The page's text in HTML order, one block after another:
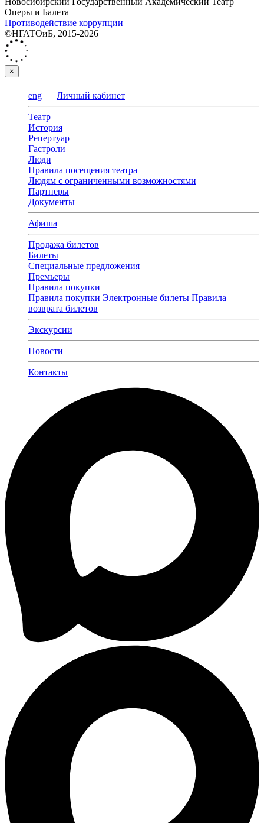
Оперы и Балета
Противодействие коррупции
©НГАТОиБ, 2015-2026
×
eng Личный кабинет
Театр
История
Репертуар
Гастроли
Люди
Правила посещения театра
Людям с ограниченными возможностями
Партнеры
Документы
Афиша
Продажа билетов
Билеты
Специальные предложения
Премьеры
Правила покупки
Правила покупки Электронные билеты Правила
возврата билетов
Экскурсии
Новости
Контакты